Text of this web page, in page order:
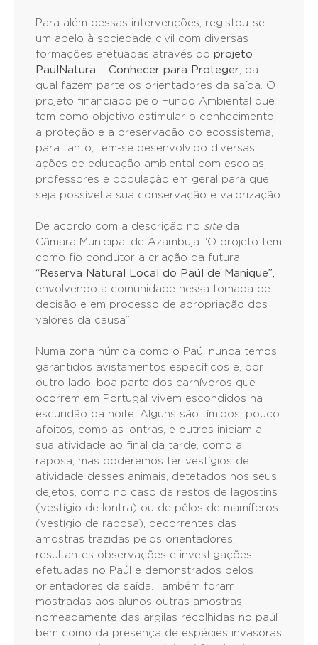
Para além dessas intervenções, registou-se
um apelo à sociedade civil com diversas
formações efetuadas através do projeto
PaulNatura – Conhecer para Proteger, da
qual fazem parte os orientadores da saída. O
projeto financiado pelo Fundo Ambiental que
tem como objetivo estimular o conhecimento,
a proteção e a preservação do ecossistema,
para tanto, tem-se desenvolvido diversas
ações de educação ambiental com escolas,
professores e população em geral para que
seja possível a sua conservação e valorização.
De acordo com a descrição no site da
Câmara Municipal de Azambuja “O projeto tem
como fio condutor a criação da futura
“Reserva Natural Local do Paúl de Manique”,
envolvendo a comunidade nessa tomada de
decisão e em processo de apropriação dos
valores da causa”.
Numa zona húmida como o Paúl nunca temos
garantidos avistamentos específicos e, por
outro lado, boa parte dos carnívoros que
ocorrem em Portugal vivem escondidos na
escuridão da noite. Alguns são tímidos, pouco
afoitos, como as lontras, e outros iniciam a
sua atividade ao final da tarde, como a
raposa, mas poderemos ter vestígios de
atividade desses animais, detetados nos seus
dejetos, como no caso de restos de lagostins
(vestígio de lontra) ou de pêlos de mamíferos
(vestígio de raposa), decorrentes das
amostras trazidas pelos orientadores,
resultantes observações e investigações
efetuadas no Paúl e demonstrados pelos
orientadores da saída. Também foram
mostradas aos alunos outras amostras
nomeadamente das argilas recolhidas no paúl
bem como da presença de espécies invasoras